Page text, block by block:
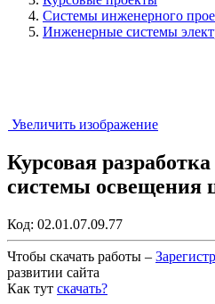
Системы инженерного
Инженерные системы
Увеличить изображение
Курсовая
системы освещения
Код: 02.01.07.09.77
Чтобы скачать работы –
развитии сайта
Как тут скачать?